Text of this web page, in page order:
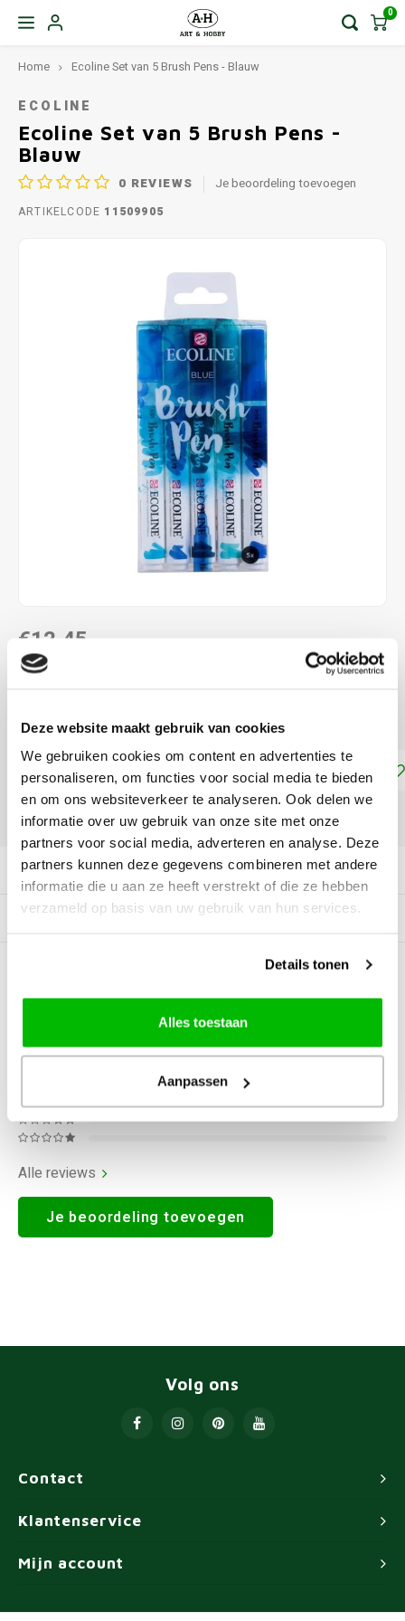
Deze website maakt gebruik van cookies
We gebruiken cookies om content en advertenties te
personaliseren, om functies voor social media te bieden
en om ons websiteverkeer te analyseren. Ook delen we
informatie over uw gebruik van onze site met onze
partners voor social media, adverteren en analyse. Deze
partners kunnen deze gegevens combineren met andere
informatie die u aan ze heeft verstrekt of die ze hebben
verzameld op basis van uw gebruik van hun services.
Details tonen
Alles toestaan
Aanpassen
0
Home Ecoline Set van 5 Brush Pens - Blauw
ECOLINE
Ecoline Set van 5 Brush Pens -
Blauw
0 REVIEWS Je beoordeling toevoegen
ARTIKELCODE 11509905
€12,45
DIRECT LEVERBAAR
Ecoline Brushpen Set 5 Blauw
Toevoegen aan winkelwagen
DELEN:
Productomschrijving
Gerelateerde producten
BEOORDELINGEN
Alle reviews
Je beoordeling toevoegen
Contact
Volg ons
Klantenservice
Mijn account